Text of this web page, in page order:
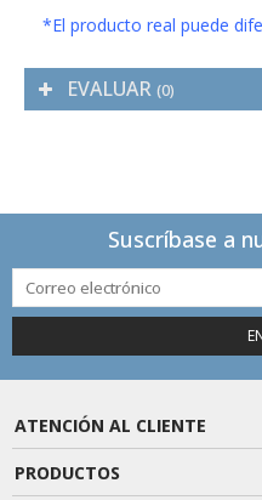
*El producto real puede
EVALUAR (0)
Suscríbase a
ATENCIÓN AL CLIENTE
PRODUCTOS